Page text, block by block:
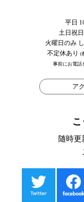
平日
土日祝
火曜日のみ
不定休あり (
事前にお電話
ア
こ
随時更